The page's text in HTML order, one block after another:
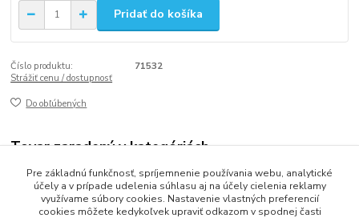
Pridať do košíka
Číslo produktu:
71532
Strážiť cenu / dostupnosť
Do obľúbených
Tovar zaradený v kategóriách
VRECKÁ
Pre základnú funkčnosť, spríjemnenie používania webu, analytické
účely a v prípade udelenia súhlasu aj na účely cielenia reklamy
využívame súbory cookies. Nastavenie vlastných preferencií
cookies môžete kedykoľvek upraviť odkazom v spodnej časti